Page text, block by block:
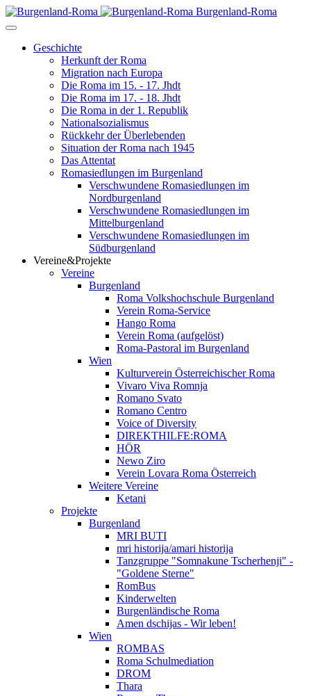
Burgenland-Roma
Geschichte
Herkunft der Roma
Migration nach Europa
Die Roma im 15. - 17. Jhdt
Die Roma im 17. - 18. Jhdt
Die Roma in der 1. Republik
Nationalsozialismus
Rückkehr der Überlebenden
Situation der Roma nach 1945
Das Attentat
Romasiedlungen im Burgenland
Verschwundene Romasiedlungen im
Nordburgenland
Verschwundene Romasiedlungen im
Mittelburgenland
Verschwundene Romasiedlungen im
Südburgenland
Vereine&Projekte
Vereine
Burgenland
Roma Volkshochschule Burgenland
Verein Roma-Service
Hango Roma
Verein Roma (aufgelöst)
Roma-Pastoral im Burgenland
Wien
Kulturverein Österreichischer Roma
Vivaro Viva Romnja
Romano Svato
Romano Centro
Voice of Diversity
DIREKTHILFE:ROMA
HÖR
Newo Ziro
Verein Lovara Roma Österreich
Weitere Vereine
Ketani
Projekte
Burgenland
MRI BUTI
mri historija/amari historija
Tanzgruppe "Somnakune Tscherhenji" -
"Goldene Sterne"
RomBus
Kinderwelten
Burgenländische Roma
Amen dschijas - Wir leben!
Wien
ROMBAS
Roma Schulmediation
DROM
Thara